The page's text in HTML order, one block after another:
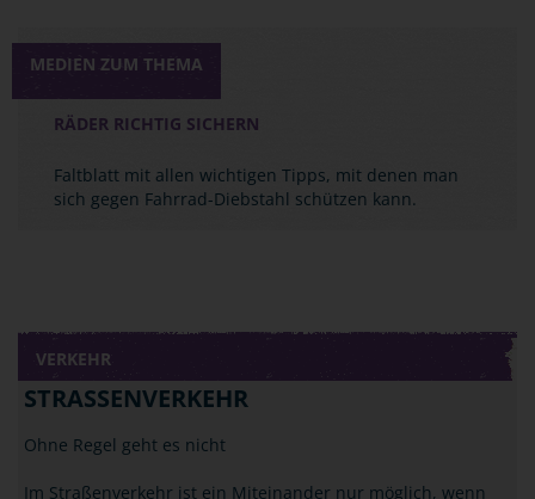
MEDIEN ZUM THEMA
RÄDER RICHTIG SICHERN
Faltblatt mit allen wichtigen Tipps, mit denen man
sich gegen Fahrrad-Diebstahl schützen kann.
VERKEHR
STRASSENVERKEHR
Ohne Regel geht es nicht
Im Straßenverkehr ist ein Miteinander nur möglich, wenn